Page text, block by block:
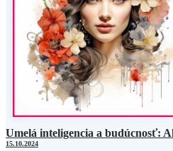
Umelá inteligencia a budúcnosť:
15.10.2024